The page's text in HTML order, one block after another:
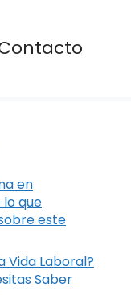
en
que
este
Vida Laboral?
Saber